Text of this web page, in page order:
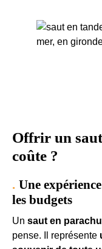
Offrir un
coûte ?
Une
les budgets
Un saut en
pense. Il représente